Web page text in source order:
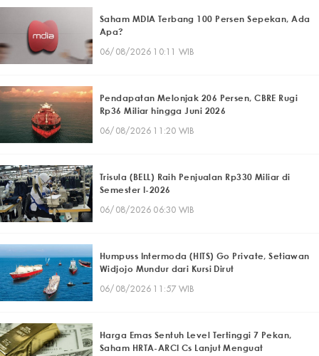
Saham MDIA Terbang 100 Persen Sepekan, Ada
Apa?
06/08/2026 10:11 WIB
Pendapatan Melonjak 206 Persen, CBRE Rugi
Rp36 Miliar hingga Juni 2026
06/08/2026 11:20 WIB
Trisula (BELL) Raih Penjualan Rp330 Miliar di
Semester I-2026
06/08/2026 06:30 WIB
Humpuss Intermoda (HITS) Go Private, Setiawan
Widjojo Mundur dari Kursi Dirut
06/08/2026 11:57 WIB
Harga Emas Sentuh Level Tertinggi 7 Pekan,
Saham HRTA-ARCI Cs Lanjut Menguat